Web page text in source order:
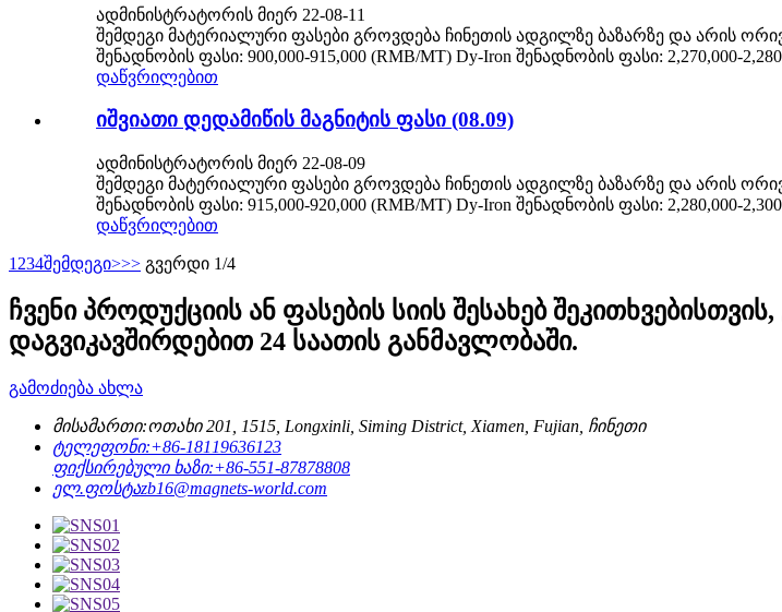
ადმინისტრატორის მიერ 22-08-11
შემდეგი მატერიალური ფასები გროვდება ჩინეთის ადგილზე ბაზარზე და არის
შენადნობის ფასი: 900,000-915,000 (RMB/MT) Dy-Iron შენადნობის ფასი: 2,270,000-
დაწვრილებით
იშვიათი დედამიწის მაგნიტის ფასი (08.09)
ადმინისტრატორის მიერ 22-08-09
შემდეგი მატერიალური ფასები გროვდება ჩინეთის ადგილზე ბაზარზე და არის
შენადნობის ფასი: 915,000-920,000 (RMB/MT) Dy-Iron შენადნობის ფასი: 2,280,000-
დაწვრილებით
1 234შემდეგი>>> გვერდი 1/4
ჩვენი პროდუქციის ან ფასების სიის შესახებ
დაგვიკავშირდებით 24 საათის განმავლობაში.
გამოძიება ახლა
მისამართი:ოთახი 201, 1515, Longxinli, Siming District, Xiamen, Fujian, ჩინეთი
ტელეფონი:+86-18119636123
ფიქსირებული ხაზი:+86-551-87878808
ელ.ფოსტაzb16@magnets-world.com